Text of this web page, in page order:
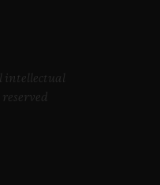
intellectual